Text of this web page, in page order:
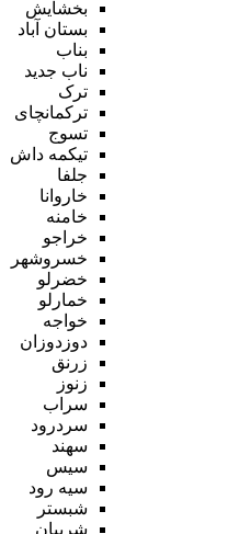
بخشایش
بستان آباد
بناب
ناب جدید
ترک
ترکمانچای
تسوج
تیکمه داش
جلفا
خاروانا
خامنه
خراجو
خسروشهر
خضرلو
خمارلو
خواجه
دوزدوزان
زرنق
زنوز
سراب
سردرود
سهند
سیس
سیه رود
شبستر
شربیان